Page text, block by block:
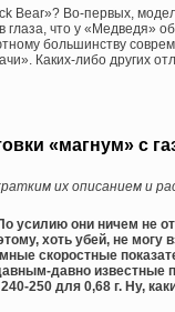
Bear»? Во-первых,
глаза, что у
большинству
Каких-либо других
«магнум» с
их описанием и
усилию они ничем не
хоть убей, не могу
скоростные
давно известные
250 для 0,68 г. Ну,